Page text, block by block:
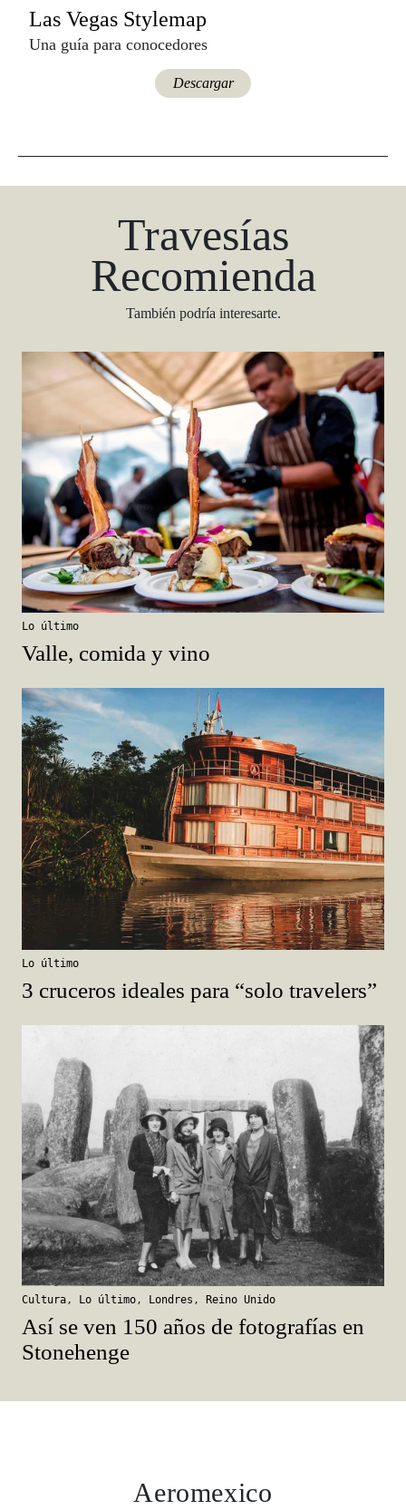
Las Vegas Stylemap
Una guía para conocedores
Descargar
Travesías
Recomienda
También podría interesarte.
Lo último
Valle, comida y vino
Lo último
3 cruceros ideales para “solo travelers”
Cultura, Lo último, Londres , Reino Unido
Así se ven 150 años de fotografías en
Stonehenge
Aeromexico